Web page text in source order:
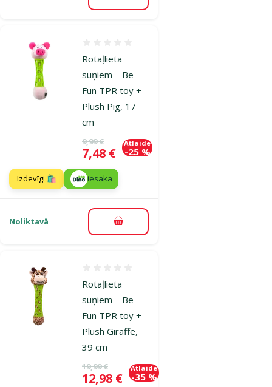
Rotaļlieta
suņiem – Be
Fun TPR toy +
Plush Pig, 17
cm
Oriģinālā cena
9,99 €
Cena
7,48 €
Atlaide
-25 %
Izdevīgi 🛍️ iesaka
Noliktavā Pievienot grozam
Rotaļlieta
suņiem – Be
Fun TPR toy +
Plush Giraffe,
39 cm
Oriģinālā cena
19,99 €
Cena
12,98 €
Atlaide
-35 %